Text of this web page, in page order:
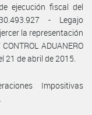
ejecución fiscal del
- Legajo
la representación
ADUANERO
21 de abril de 2015.
Impositivas